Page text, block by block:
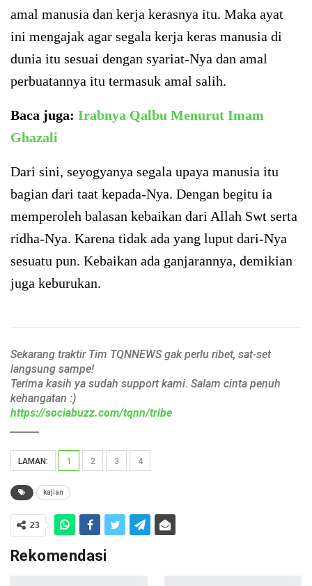
amal manusia dan kerja kerasnya itu. Maka ayat
ini mengajak agar segala kerja keras manusia di
dunia itu sesuai dengan syariat-Nya dan amal
perbuatannya itu termasuk amal salih.
Baca juga: Irabnya Qalbu Menurut Imam
Ghazali
Dari sini, seyogyanya segala upaya manusia itu
bagian dari taat kepada-Nya. Dengan begitu ia
memperoleh balasan kebaikan dari Allah Swt serta
ridha-Nya. Karena tidak ada yang luput dari-Nya
sesuatu pun. Kebaikan ada ganjarannya, demikian
juga keburukan.
Sekarang traktir Tim TQNNEWS gak perlu ribet, sat-set
langsung sampe!
Terima kasih ya sudah support kami. Salam cinta penuh
kehangatan :)
https://sociabuzz.com/tqnn/tribe
LAMAN: 1 2 3 4
kajian
23
Rekomendasi